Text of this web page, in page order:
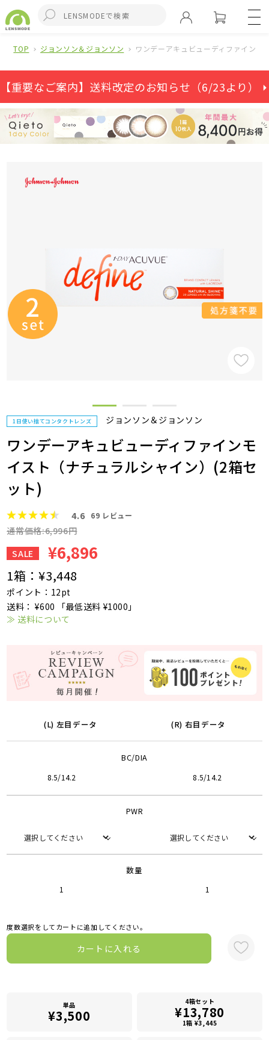
TOP ジョンソン＆ジョンソン ワンデーアキュビューディファイン
【重要なご案内】送料改定のお知らせ（6/23より） ⏵
1日使い捨てコンタクトレンズ ジョンソン＆ジョンソン
ワンデーアキュビューディファインモ
イスト（ナチュラルシャイン）(2箱セ
ット)
4.6 69 レビュー
通常価格:6,996円
SALE
¥6,896
1箱：¥3,448
ポイント：12pt
送料： ¥600 「最低送料 ¥1000」
≫ 送料について
(L) 左目データ (R) 右目データ
BC/DIA
8.5/14.2 8.5/14.2
PWR
数量
1 1
度数選択をしてカートに追加してください。
カートに入れる
単品
¥3,500
4箱セット
¥13,780
1箱 ¥3,445